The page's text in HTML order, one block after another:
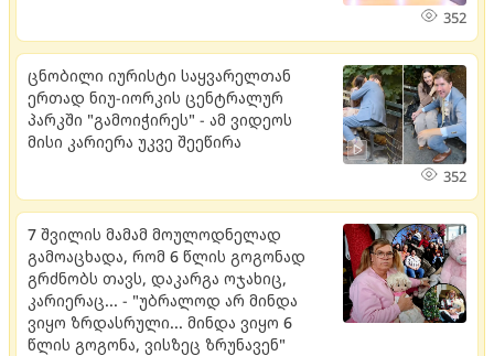
352
ცნობილი იურისტი საყვარელთან
ერთად ნიუ-იორკის ცენტრალურ
პარკში "გამოიჭირეს" - ამ ვიდეოს
მისი კარიერა უკვე შეეწირა
352
7 შვილის მამამ მოულოდნელად
გამოაცხადა, რომ 6 წლის გოგონად
გრძნობს თავს, დაკარგა ოჯახიც,
კარიერაც... - "უბრალოდ არ მინდა
ვიყო ზრდასრული... მინდა ვიყო 6
წლის გოგონა, ვისზეც ზრუნავენ"